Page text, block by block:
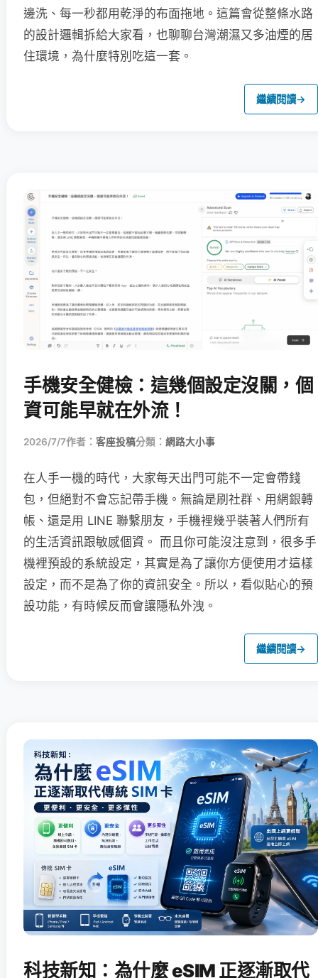
邊洗、每一秒都用乾淨的布面拖地。這篇會從整條水路
的設計邏輯拆給大家看，也聊聊台灣潮濕又多油煙的居
住環境，為什麼特別吃這一套。
繼續閱讀→
手機安全健檢：這幾個設定沒關，個
資可能早就在外流！
2026/7/7作者： 客座投稿分類： 網路大小事
在人手一機的時代，大家每天出門可能不一定會帶錢
包，但絕對不會忘記帶手機。無論是刷社群、用網銀轉
帳、還是用 LINE 聯繫朋友，手機裡幾乎裝著人們所有
的生活資訊跟敏感個資。 而且你可能沒注意到，很多手
機裡預設的系統設定，其實是為了讓你方便使用才這樣
設定，而不是為了你的資訊安全。所以，看似貼心的預
設功能，有時候反而會讓隱私外洩。
繼續閱讀→
科技新知：為什麼 eSIM 正逐漸取代